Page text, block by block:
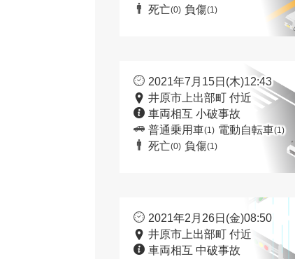
死亡(0) 負傷(1)
2021年7月15日(木)12:43
井原市上出部町 付近
車両相互 小破事故
普通乗用車(1) 電動自転車(1)
死亡(0) 負傷(1)
2021年2月26日(金)08:50
井原市上出部町 付近
車両相互 中破事故